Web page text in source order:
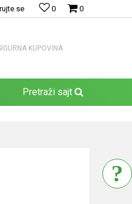
0
0
se
KUPOVINA
Pretraži sajt